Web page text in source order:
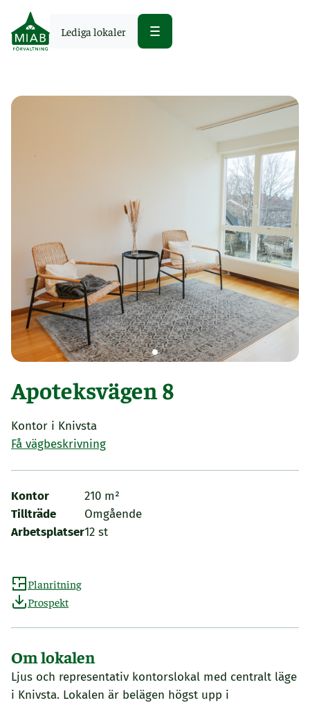
Lediga lokaler
Apoteksvägen 8
Kontor i Knivsta
Få vägbeskrivning
Kontor
Tillträde
Arbetsplatser
210 m²
Omgående
12 st
Planritning
Prospekt
Om lokalen
Ljus och representativ kontorslokal med centralt läge
i Knivsta. Lokalen är belägen högst upp i